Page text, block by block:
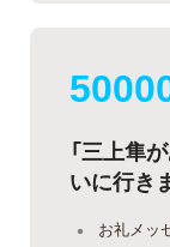
「三上隼
いに行き
お礼メッ